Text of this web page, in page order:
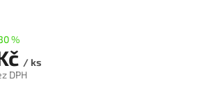
%
/ ks
DPH